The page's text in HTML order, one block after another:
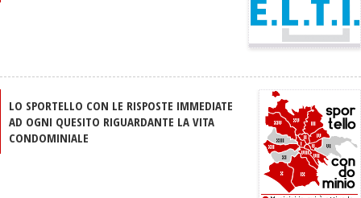
LO SPORTELLO CON LE RISPOSTE IMMEDIATE
AD OGNI QUESITO RIGUARDANTE LA VITA
CONDOMINIALE